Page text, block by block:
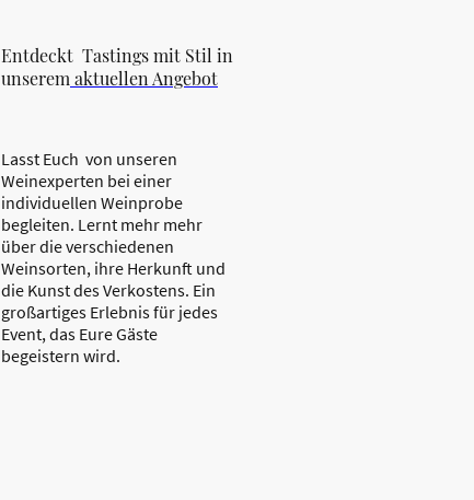
Entdeckt Tastings mit Stil in
unserem aktuellen Angebot
Lasst Euch von unseren
Weinexperten bei einer
individuellen Weinprobe
begleiten. Lernt mehr mehr
über die verschiedenen
Weinsorten, ihre Herkunft und
die Kunst des Verkostens. Ein
großartiges Erlebnis für jedes
Event, das Eure Gäste
begeistern wird.